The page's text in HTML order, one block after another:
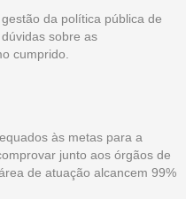
da política pública de
sobre as
cumprido.
às metas para a
junto aos órgãos de
de atuação alcancem 99%